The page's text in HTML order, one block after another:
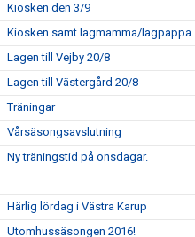
Kiosken den 3/9
Kiosken samt lagmamma/lagpappa.
Lagen till Vejby 20/8
Lagen till Västergård 20/8
Träningar
Vårsäsongsavslutning
Ny träningstid på onsdagar.
Härlig lördag i Västra Karup
Utomhussäsongen 2016!